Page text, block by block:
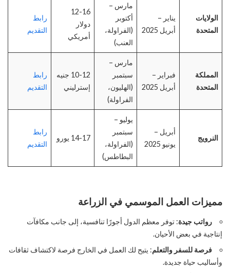
الولايات
المتحدة
يناير –
أبريل 2025
مارس –
أكتوبر
(الفراولة،
العنب)
12-16
دولار
أمريكي
رابط
التقديم
المملكة
المتحدة
فبراير –
أبريل 2025
مارس –
سبتمبر
(الهليون،
الفراولة)
10-12 جنيه
إسترليني
رابط
التقديم
النرويج
أبريل –
يونيو 2025
يوليو –
سبتمبر
(الفراولة،
البطاطس)
14-17 يورو
رابط
التقديم
مميزات العمل الموسمي في الزراعة
رواتب جيدة: توفر معظم الدول أجورًا تنافسية، إلى جانب مكافآت
إنتاجية في بعض الأحيان.
فرصة للسفر والتعلم: يتيح لك العمل في الخارج فرصة لاكتشاف ثقافات
وأساليب حياة جديدة.